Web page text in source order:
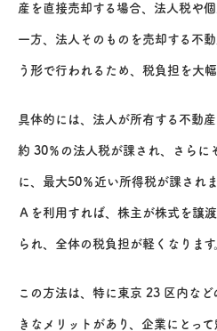
産を直接売却する場合、法人税や
一方、法人そのものを売却する不
う形で行われるため、税負担を大幅
具体的には、法人が所有する不動
約 30％の法人税が課され、さらに
に、最大50％近い所得税が課され
Ａを利用すれば、株主が株式を譲
られ、全体の税負担が軽くなります
この方法は、特に東京 23 区内な
きなメリットがあり、企業にとっ